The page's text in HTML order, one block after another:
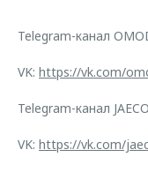
Telegram-канал
VK: https://vk.com/
Telegram-канал
VK: https://vk.com/